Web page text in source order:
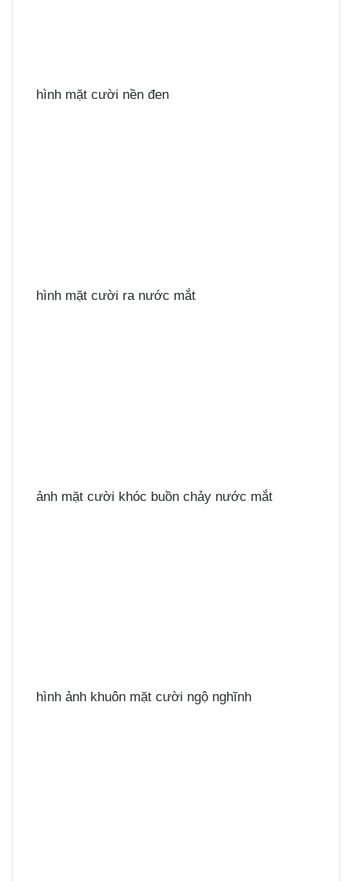
hình mặt cười nền đen
hình mặt cười ra nước mắt
ảnh mặt cười khóc buồn chảy nước mắt
hình ảnh khuôn mặt cười ngộ nghĩnh